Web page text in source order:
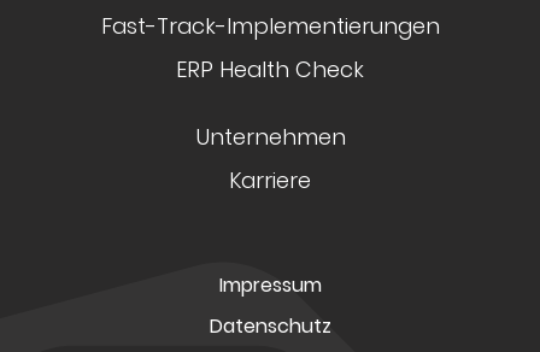
Fast-Track-Implementierungen
ERP Health Check
Unternehmen
Karriere
Impressum
Datenschutz